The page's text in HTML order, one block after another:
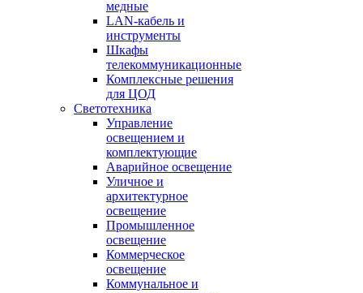
медные
LAN-кабель и
инструменты
Шкафы
телекоммуникационные
Комплексные решения
для ЦОД
Светотехника
Управление
освещением и
комплектующие
Аварийное освещение
Уличное и
архитектурное
освещение
Промышленное
освещение
Коммерческое
освещение
Коммунальное и